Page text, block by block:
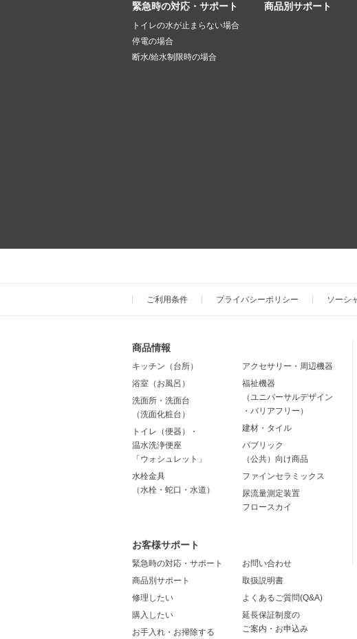
緊急時の対応・サポート
トイレの水が止まらない場合
停電の場合
断水/給水制限時の場合
商品別サポート
ご利用条件 プライバシーポリシー ソーシ
商品情報
キッチン（台所）
浴室（お風呂）
洗面所・洗面台
（洗面化粧台）
トイレ（便器）・
温水洗浄便座
「ウォシュレット」
水栓金具
（水栓・蛇口・水道）
アクセサリー・周辺機器
福祉機器
（ユニバーサルデザイン
・バリアフリー）
建材・タイル
パブリック
（公共）向け商品
ファインセラミックス
尿流量測定装置
フロースカイ
お客様サポート
緊急時の対応・サポート
商品別サポート
修理したい
購入したい
お手入れ・お掃除する
お問い合わせ
取扱説明書
よくあるご質問(Q&A)
延長保証制度の
ご案内・お申込み